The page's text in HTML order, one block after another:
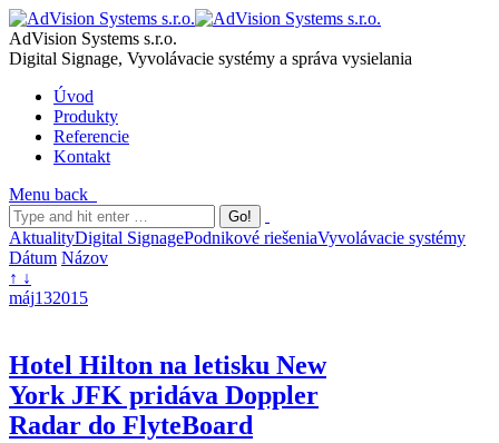
AdVision Systems s.r.o.
Digital Signage, Vyvolávacie systémy a správa vysielania
Úvod
Produkty
Referencie
Kontakt
Menu back
AktualityDigital SignagePodnikové riešeniaVyvolávacie systémy
Dátum Názov
↑ ↓
máj132015
Hotel Hilton na letisku New
York JFK pridáva Doppler
Radar do FlyteBoard